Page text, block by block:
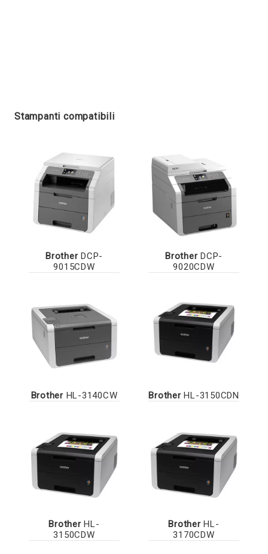
Stampanti compatibili
BrotherDCP-
9015CDW
BrotherDCP-
9020CDW
BrotherHL-3140CW BrotherHL-3150CDN
BrotherHL-
3150CDW
BrotherHL-
3170CDW